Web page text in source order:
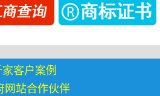
客户案例
网站合作伙伴